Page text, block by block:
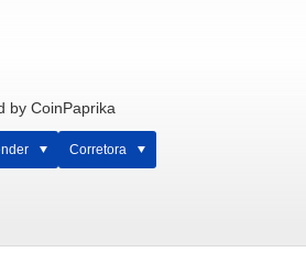
by CoinPaprika
Corretora